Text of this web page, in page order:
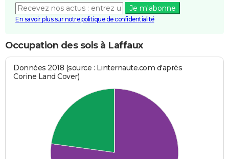
Je m'abonne
En savoir plus sur notre politique de confidentialité
Occupation des sols à Laffaux
Données 2018 (source : Linternaute.com d'après
Corine Land Cover)